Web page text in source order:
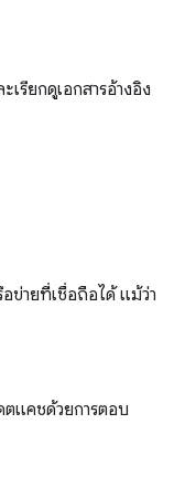
รียกดูเอกสารอ้างอิง
ข่ายที่เชื่อถือได้ แม้ว่า
ตแคชด้วยการตอบ